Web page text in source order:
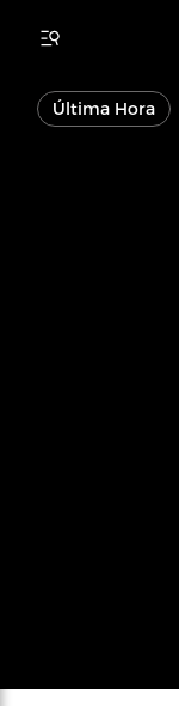
Última Hora